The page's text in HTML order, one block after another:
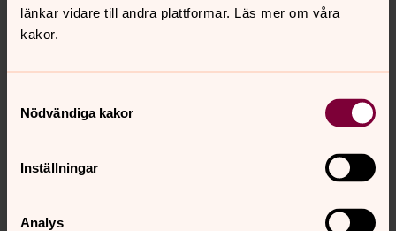
länkar vidare till andra plattformar. Läs mer om våra
kakor.
Nödvändiga kakor
Inställningar
Analys
Saga Kero Hurula
Direkt:0978 -758 98